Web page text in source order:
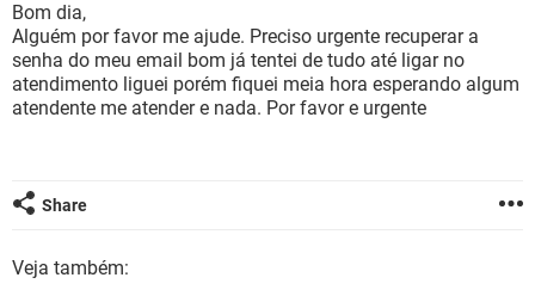
GUIA DE COMPRAS
INSTAGRAM GMAIL
GUIA DE COMPRAS
CELULAR
OUTLOOK EXCEL
INSTAGRAM GMAIL
Bom dia,
Alguém por favor me ajude. Preciso urgente recuperar a
senha do meu email bom já tentei de tudo até ligar no
atendimento liguei porém fiquei meia hora esperando algum
atendente me atender e nada. Por favor e urgente
Share
Veja também: